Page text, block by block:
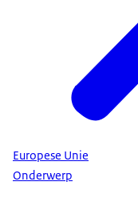
Europese Unie
Onderwerp